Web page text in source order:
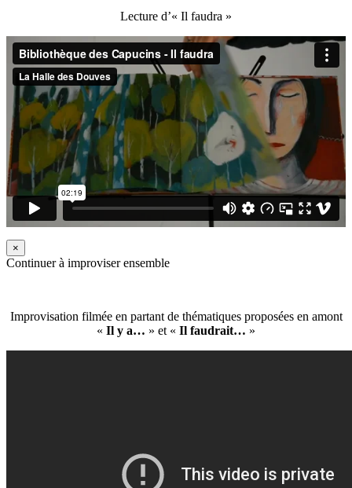
Lecture d’« Il faudra »
×
Continuer à improviser ensemble
Improvisation filmée en partant de thématiques proposées en amont
« Il y a… » et « Il faudrait… »